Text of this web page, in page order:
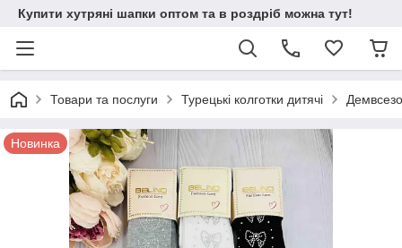
Купити хутряні шапки оптом та в роздріб можна тут!
Товари та послуги Турецькі колготки дитячі
Новинка